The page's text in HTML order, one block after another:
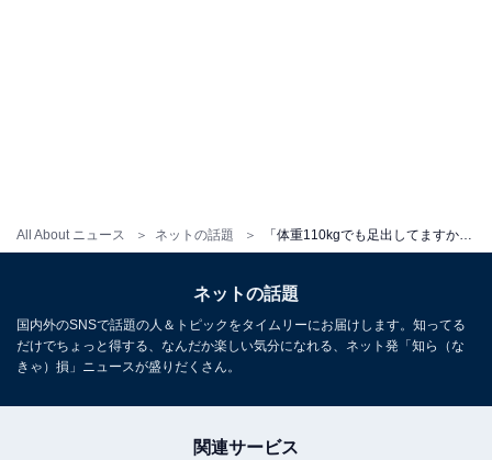
All About ニュース ネットの話題
ネットの話題
国内外のSNSで話題の人＆トピックをタイムリーにお届けします。知ってる
だけでちょっと得する、なんだか楽しい気分になれる、ネット発「知ら（な
きゃ）損」ニュースが盛りだくさん。
関連サービス